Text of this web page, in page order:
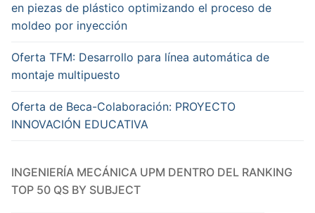
en piezas de plástico optimizando el proceso de
moldeo por inyección
Oferta TFM: Desarrollo para línea automática de
montaje multipuesto
Oferta de Beca-Colaboración: PROYECTO
INNOVACIÓN EDUCATIVA
INGENIERÍA MECÁNICA UPM DENTRO DEL RANKING
TOP 50 QS BY SUBJECT